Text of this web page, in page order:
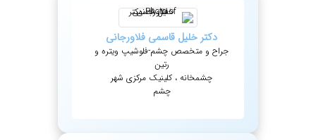
دکترخلیل قاسمی فلاورجانی
جراح و متخصص چشم-فلوشیپ ویتره و
رتین
چشمخانه ، کلینیک مرکزی شهر
چشم